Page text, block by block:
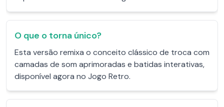
O que o torna único?
Esta versão remixa o conceito clássico de troca com
camadas de som aprimoradas e batidas interativas,
disponível agora no Jogo Retro.